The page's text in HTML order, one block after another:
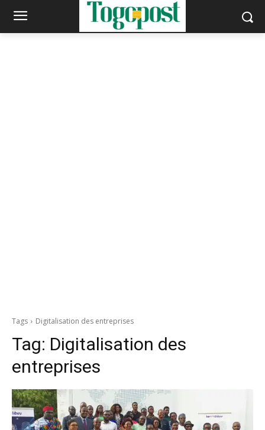
Tags Digitalisation des entreprises
Tag: Digitalisation des
entreprises